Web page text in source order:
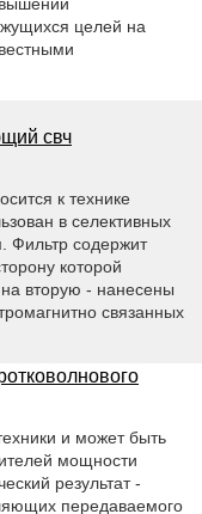
целей на
свч
к технике
в селективных
Фильтр содержит
которой
вторую - нанесены
связанных
и может быть
мощности
результат -
передаваемого